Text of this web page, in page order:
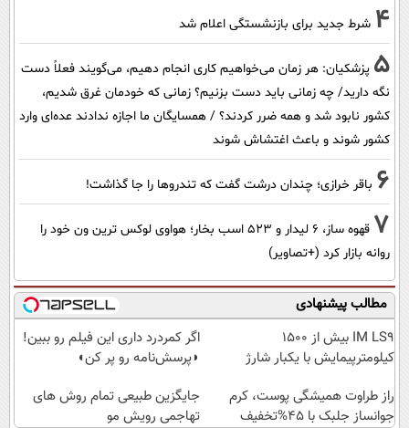
4 شرط جدید برای بازنشستگی اعلام شد
5 پزشکیان: هر زمان می‌خواهیم کاری انجام دهیم، می‌گویند فعلاً دست
نگه دارید/ چه زمانی باید دست بزنیم؟ زمانی که خودمان غرق شدیم،
کشور نابود شد و همه ضرر کردند؟ / همسایگان ما اجازه ندادند عده‌ای وارد
کشور شوند و باعث اغتشاش شوند
6 باقر خرازی؛ چندان درشت گفت که تندروها را جا گذاشت!
7
قهوه ساز، 6 لیدار و 523 اسب بخار؛ هواوی لوکس ترین ون خود را
روانه بازار کرد (+تصاویر)
مطالب پیشنهادی
IM LS9 بیش از 1500
کیلومترپیمایش با یکبار شارژ
اگر کمردرد داری این فیلم رو ببین!
◗پرسش‌نامه رو پر کن◖
راز طراوت همیشگی پوست، کرم
جوانساز جلبک با 45%تخفیف
جایگزین طبیعی تمام روش های
تهاجمی رویش مو